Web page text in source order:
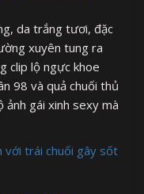
da trắng tươi, đặc
xuyên tung ra
clip lộ ngực khoe
98 và quả chuối thủ
gái xinh sexy mà
với trái chuối gây sốt